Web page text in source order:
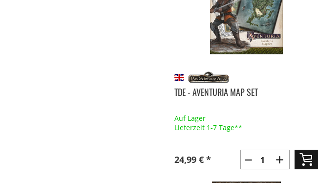
TDE - AVENTURIA MAP SET
Auf Lager
Lieferzeit 1-7 Tage**
24,99 € *